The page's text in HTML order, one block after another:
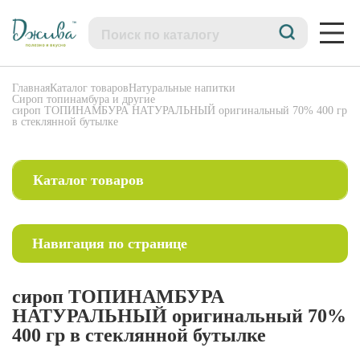
ГлавнаяКаталог товаровНатуральные напитки
Сироп топинамбура и другие
сироп ТОПИНАМБУРА НАТУРАЛЬНЫЙ оригинальный 70% 400 гр
в стеклянной бутылке
НАТУРАЛЬНЫЙ
оригинальный
400
стеклянной
бутылке
Каталог товаров
Опт.Большая упаковка.
Питание
Специи
Мёд и медовая продукция
Сладости
Урбеч, пасты
Какао-масло, какао-тертое,какао-порошок, кэроб
Навигация по странице
Характеристика товара
Описание
сироп ТОПИНАМБУРА
НАТУРАЛЬНЫЙ оригинальный 70%
400 гр в стеклянной бутылке